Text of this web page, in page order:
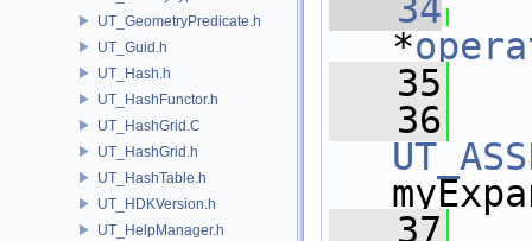
UT_GeometryPredicate.h
UT_Guid.h
UT_Hash.h
UT_HashFunctor.h
UT_HashGrid.C
UT_HashGrid.h
UT_HashTable.h
UT_HDKVersion.h
UT_HelpManager.h
   34
*
   35
   36
   37